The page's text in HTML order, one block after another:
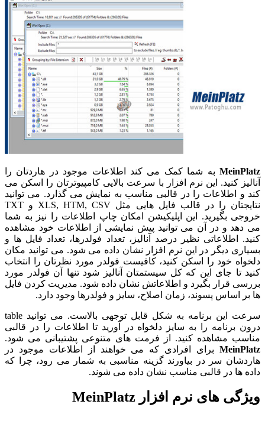
MeinPlatz به شما کمک می کند اطلاعات موجود در هاردتان را
آنالیز کنید. این نرم افزار با سرعت بالایی کامپیوترتان را اسکن می
کند و اطلاعات را در قالبی مناسب به نمایش می گذارد. می توانید
نتایجتان را در قالب فایل هایی مثل XLS, HTM, CSV و TXT
خروجی بگیرید. این اپلیکیشن امکان چاپ اطلاعات را نیز به شما
می دهد و در آن می توانید پیش نمایشی از اطلاعات خود مشاهده
کنید. اطلاعاتی نظیر درصد آنالیز، تعداد فولدرها، تعداد فایل ها و
بسیاری دیگر در این نرم افزار نشان داده می شود. می توانید مکان
دلخواه خود را اسکن کنید، کافیست فولدر مورد نظرتان را انتخاب
کنید تا جای این که کل سیستمتان آنالیز شود تنها آن فولدر مورد
بررسی قرار بگیرد و اطلاعاتش نشان داده شود. مدیریت کردن فایل
ها بر اساس پسوند، زمان اصلاح، سایز و فولدرها وجود دارد.
سرعت این برنامه به شکل قابل توجهی بالاست. می توانید table
درون برنامه را به سایز دلخواه در آورید تا اطلاعات را در قالبی
مناسب مشاهده کنید. از فرمت های متنوعی پشتیبانی می شود.
MeinPlatz برای افرادی که می خواهند از اطلاعات موجود در
هاردشان سر در بیاورند گزینه مناسبی به شمار می رود، چرا که
داده ها در قالبی مناسب نشان داده می شوند.
ویژگی های نرم افزار MeinPlatz